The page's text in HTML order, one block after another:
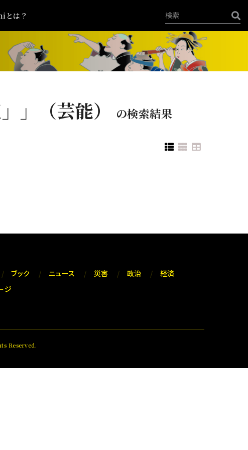
とは？
」（芸能） の検索結果
ブック ニュース 災害 政治
経済
ジ
Reserved.